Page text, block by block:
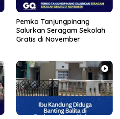
Pemko Tanjungpinang
Salurkan Seragam Sekolah
Gratis di November